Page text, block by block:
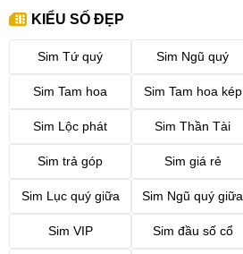
KIỂU SỐ ĐẸP
Sim Tứ quý Sim Ngũ quý
Sim Tam hoa Sim Tam hoa kép
Sim Lộc phát Sim Thần Tài
Sim trả góp Sim giá rẻ
Sim Lục quý giữa Sim Ngũ quý giữa
Sim VIP Sim đầu số cổ